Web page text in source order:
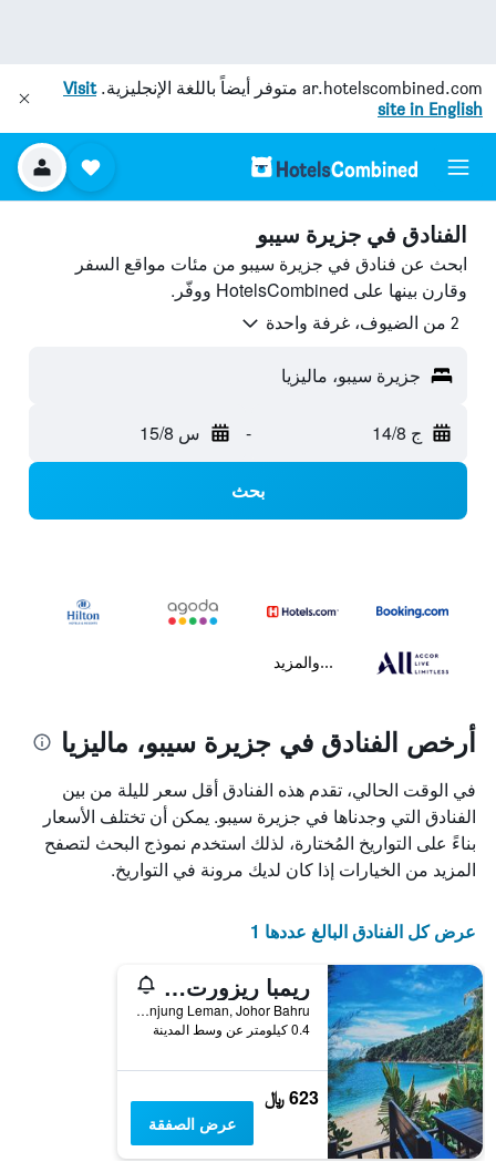
ar.hotelscombined.com متوفر أيضاً باللغة الإنجليزية.Visit
site in English
الفنادق في جزيرة سيبو
ابحث عن فنادق في جزيرة سيبو من مئات مواقع السفر
وقارن بينها على HotelsCombined ووفّر.
2 من الضيوف، غرفة واحدة
جزيرة سيبو، ماليزيا
ج 14/8 - س 15/8
بحث
...والمزيد
أرخص الفنادق في جزيرة سيبو، ماليزيا
في الوقت الحالي، تقدم هذه الفنادق أقل سعر لليلة من بين
الفنادق التي وجدناها في جزيرة سيبو. يمكن أن تختلف الأسعار
بناءً على التواريخ المُختارة، لذلك استخدم نموذج البحث لتصفح
المزيد من الخيارات إذا كان لديك مرونة في التواريخ.
عرض كل الفنادق البالغ عددها 1
ريمبا ريزورت - دايف سنتر آند سبا
Pulau Sibu Besar Near Tanjung Leman, Johor Bahru, جزيرة سيبو, ماليزيا
0.4 كيلومتر عن وسط المدينة
623 ﷼
عرض الصفقة